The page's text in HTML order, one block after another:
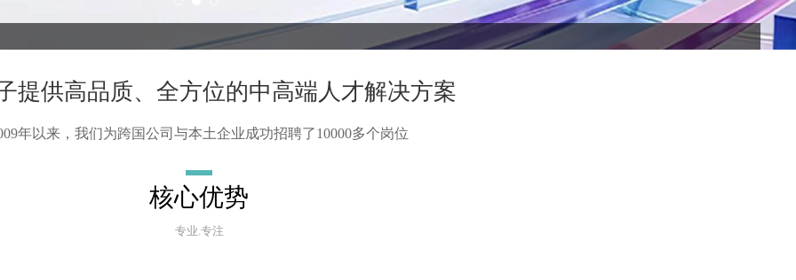
提供高品质、全方位的中高端人才解决方案
年以来，我们为跨国公司与本土企业成功招聘了10000多个岗位
核心优势
专业.专注